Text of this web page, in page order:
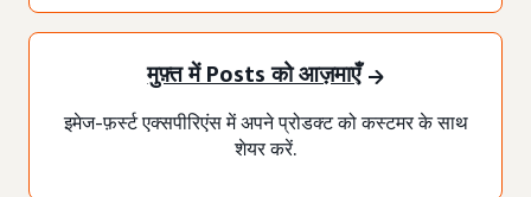
मुफ़्त में Posts को आज़माएँ
इमेज-फ़र्स्ट एक्सपीरिएंस में अपने प्रोडक्ट को कस्टमर के साथ
शेयर करें.